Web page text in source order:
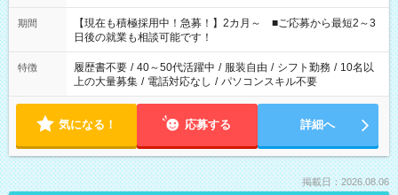
い」 「余裕を持って夕飯の準備がしたい」 「できれば残業はし
たくない」 など、ご希望を教えてくださいね。 ※Wワーク希望
の方へ 今ご覧のお仕事で希望する勤務時間と、もう1つのお仕事
の勤務時間。 合計で週40時間を超える場合は応募できません。
期間
【現在も積極採用中！急募！】2カ月～ ■ご応募から最短2～3
日後の就業も相談可能です！
特徴 履歴書不要 / 40～50代活躍中 / 服装自由 / シフト勤務 / 10名以
上の大量募集 / 電話対応なし / パソコンスキル不要
気になる！ 応募する 詳細へ
掲載日：2026.08.06